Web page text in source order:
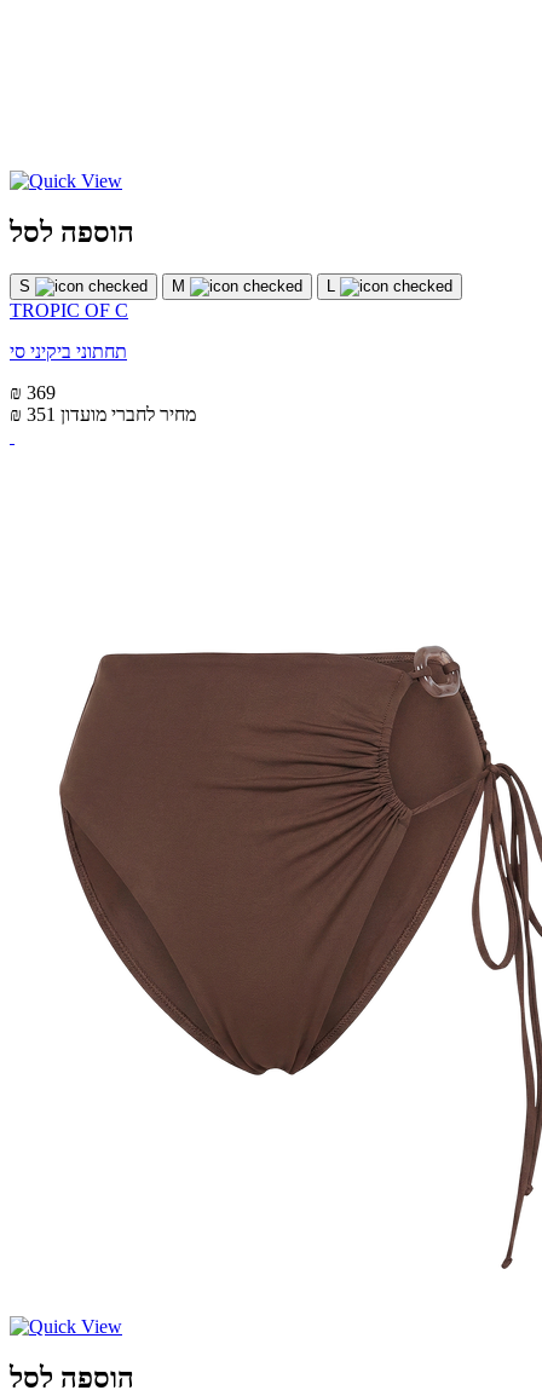
הוספה לסל
S M L
TROPIC OF C
תחתוני ביקיני סי
₪ 369
₪ 351 מחיר לחברי מועדון
הוספה לסל